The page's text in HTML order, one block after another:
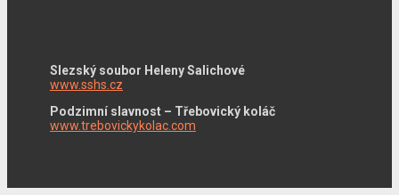
Slezský soubor Heleny Salichové
www.sshs.cz
Podzimní slavnost – Třebovický koláč
www.trebovickykolac.com